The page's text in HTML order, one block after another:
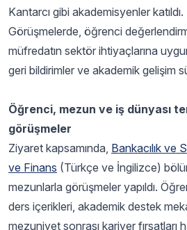
Kantarcı gibi akademisyenler katıldı.
Görüşmelerde, öğrenci
müfredatın sektör ihtiyaçlarına
geri bildirimler ve akademik gelişim
Öğrenci, mezun ve iş dünyası
görüşmeler
Ziyaret kapsamında, Bankacılık ve
ve Finans (Türkçe ve İngilizce)
mezunlarla görüşmeler yapıldı.
ders içerikleri, akademik destek
mezuniyet sonrası kariyer fırsatları